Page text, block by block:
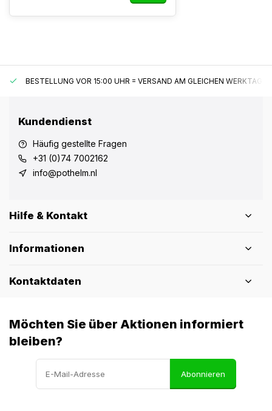
BESTELLUNG VOR 15:00 UHR = VERSAND AM GLEICHEN WERKTAG*
Kundendienst
Häufig gestellte Fragen
+31 (0)74 7002162
info@pothelm.nl
Hilfe & Kontakt
Informationen
Kontaktdaten
Möchten Sie über Aktionen informiert
bleiben?
Abonnieren